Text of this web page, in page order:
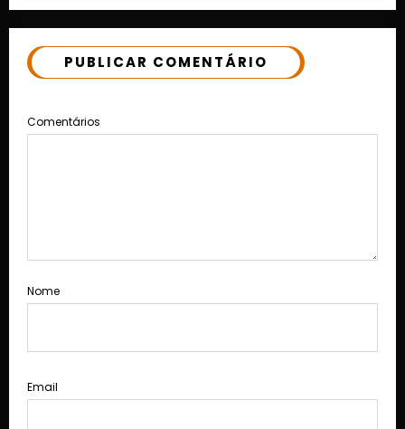
PUBLICAR COMENTÁRIO
Comentários
Nome
Email